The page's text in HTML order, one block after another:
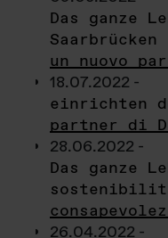
Das ganze
un nuovo
18.07.2022 -
einrichten
partner di
28.06.2022 -
Das ganze
26.04.2022 -